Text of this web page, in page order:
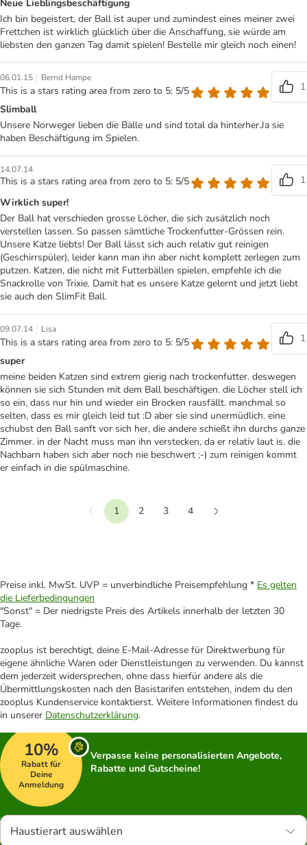
Neue Lieblingsbeschäftigung
Ich bin begeistert, der Ball ist auper und zumindest eines meiner zwei
Frettchen ist wirklich glücklich über die Anschaffung, sie würde am
liebsten den ganzen Tag damit spielen! Bestelle mir gleich noch einen!
06.01.15 | Bernd Hampe
This is a stars rating area from zero to 5: 5/5
1
Slimball
Unsere Norweger lieben die Bälle und sind total da hinterher.Ja sie
haben Beschäftigung im Spielen.
14.07.14
This is a stars rating area from zero to 5: 5/5
1
Wirklich super!
Der Ball hat verschieden grosse Löcher, die sich zusätzlich noch
verstellen lassen. So passen sämtliche Trockenfutter-Grössen rein.
Unsere Katze liebts! Der Ball lässt sich auch relativ gut reinigen
(Geschirrspüler), leider kann man ihn aber nicht komplett zerlegen zum
putzen. Katzen, die nicht mit Futterbällen spielen, empfehle ich die
Snackrolle von Trixie. Damit hat es unsere Katze gelernt und jetzt liebt
sie auch den SlimFit Ball.
09.07.14 | Lisa
This is a stars rating area from zero to 5: 5/5
1
super
meine beiden Katzen sind extrem gierig nach trockenfutter. deswegen
können sie sich Stunden mit dem Ball beschäftigen. die Löcher stell ich
so ein, dass nur hin und wieder ein Brocken rausfällt. manchmal so
selten, dass es mir gleich leid tut :D aber sie sind unermüdlich. eine
schubst den Ball sanft vor sich her, die andere schießt ihn durchs ganze
Zimmer. in der Nacht muss man ihn verstecken, da er relativ laut is. die
Nachbarn haben sich aber noch nie beschwert ;-) zum reinigen kommt
er einfach in die spülmaschine.
Vorherige
1 2 3
4
Preise inkl. MwSt. UVP = unverbindliche Preisempfehlung * Es gelten
die Lieferbedingungen
"Sonst" = Der niedrigste Preis des Artikels innerhalb der letzten 30
Tage.
zooplus ist berechtigt, deine E-Mail-Adresse für Direktwerbung für
eigene ähnliche Waren oder Dienstleistungen zu verwenden. Du kannst
dem jederzeit widersprechen, ohne dass hierfür andere als die
Übermittlungskosten nach den Basistarifen entstehen, indem du den
zooplus Kundenservice kontaktierst. Weitere Informationen findest du
in unserer Datenschutzerklärung.
10%
Rabatt für
Deine
Anmeldung
Verpasse keine personalisierten Angebote,
Rabatte und Gutscheine!
Haustierart auswählen